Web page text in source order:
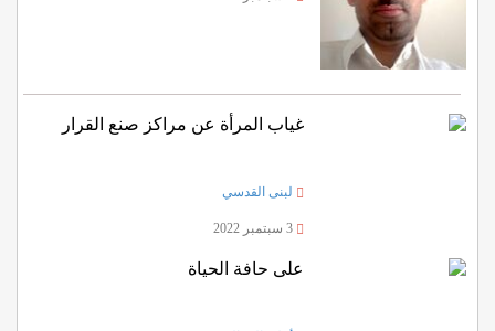
غياب المرأة عن مراكز صنع القرار
لبنى القدسي
على حافة الحياة